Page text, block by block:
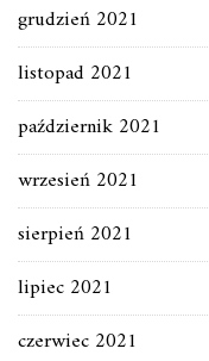
grudzień 2021
listopad 2021
październik 2021
wrzesień 2021
sierpień 2021
lipiec 2021
czerwiec 2021